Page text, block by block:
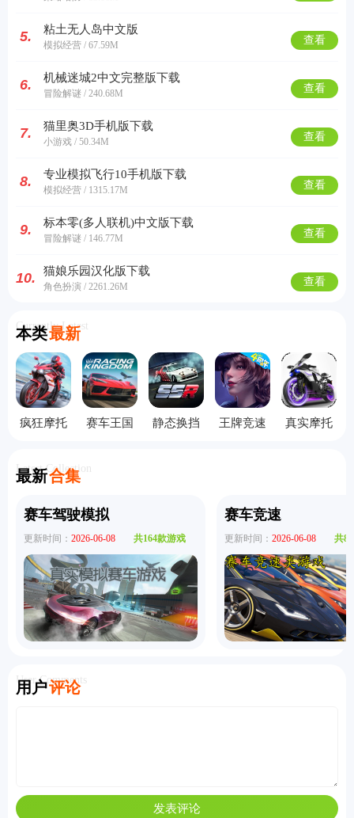
5. 粘土无人岛中文版
模拟经营 / 67.59M 查看
6. 机械迷城2中文完整版下载
冒险解谜 / 240.68M 查看
7. 猫里奥3D手机版下载
小游戏 / 50.34M 查看
8. 专业模拟飞行10手机版下载
模拟经营 / 1315.17M 查看
9. 标本零(多人联机)中文版下载
冒险解谜 / 146.77M 查看
10. 猫娘乐园汉化版下载
角色扮演 / 2261.26M 查看
本类最新
Currently Latest
疯狂摩托
赛车王国
静态换挡
王牌竞速
真实摩托
最新合集
Latest Collection
赛车驾驶模拟
更新时间： 2026-06-08 共164款游戏
赛车竞速
更新时间： 2026-06-08 共
用户评论
User Comments